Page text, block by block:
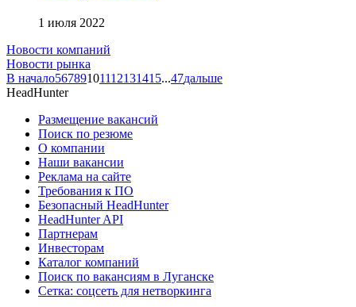
1 июля 2022
Новости компаний
Новости рынка
В начало56789101112131415...47дальше
HeadHunter
Размещение вакансий
Поиск по резюме
О компании
Наши вакансии
Реклама на сайте
Требования к ПО
Безопасный HeadHunter
HeadHunter API
Партнерам
Инвесторам
Каталог компаний
Поиск по вакансиям в Луганске
Сетка: соцсеть для нетворкинга